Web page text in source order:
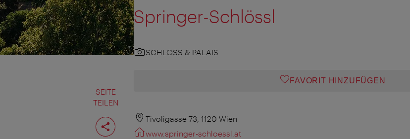
SEITE
TEILEN
Seite
teilen
Springer-Schlössl
SCHLOSS & PALAIS
FAVORIT HINZUFÜGEN
Tivoligasse 73, 1120 Wien
www.springer-schloessl.at